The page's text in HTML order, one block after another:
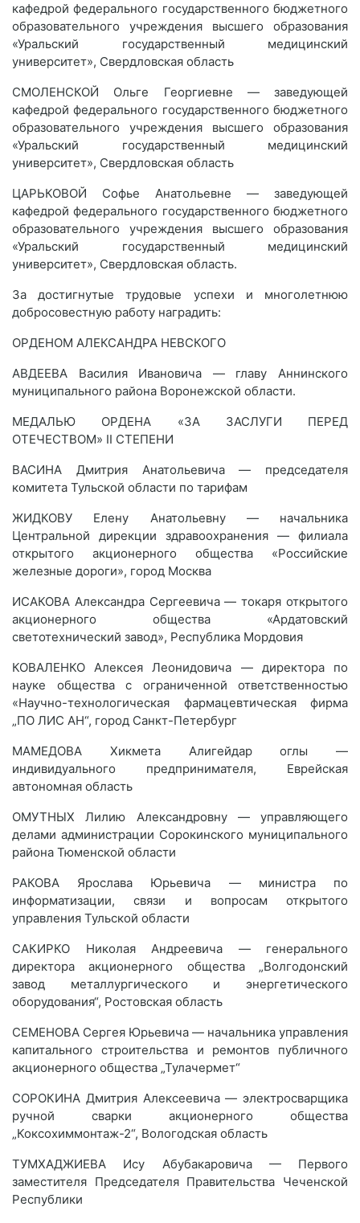
кафедрой федерального государственного бюджетного
образовательного учреждения высшего образования
«Уральский государственный медицинский
университет», Свердловская область
СМОЛЕНСКОЙ Ольге Георгиевне — заведующей
кафедрой федерального государственного бюджетного
образовательного учреждения высшего образования
«Уральский государственный медицинский
университет», Свердловская область
ЦАРЬКОВОЙ Софье Анатольевне — заведующей
кафедрой федерального государственного бюджетного
образовательного учреждения высшего образования
«Уральский государственный медицинский
университет», Свердловская область.
За достигнутые трудовые успехи и многолетнюю
добросовестную работу наградить:
ОРДЕНОМ АЛЕКСАНДРА НЕВСКОГО
АВДЕЕВА Василия Ивановича — главу Аннинского
муниципального района Воронежской области.
МЕДАЛЬЮ ОРДЕНА «ЗА ЗАСЛУГИ ПЕРЕД
ОТЕЧЕСТВОМ» II СТЕПЕНИ
ВАСИНА Дмитрия Анатольевича — председателя
комитета Тульской области по тарифам
ЖИДКОВУ Елену Анатольевну — начальника
Центральной дирекции здравоохранения — филиала
открытого акционерного общества «Российские
железные дороги», город Москва
ИСАКОВА Александра Сергеевича — токаря открытого
акционерного общества «Ардатовский
светотехнический завод», Республика Мордовия
КОВАЛЕНКО Алексея Леонидовича — директора по
науке общества с ограниченной ответственностью
«Научно-технологическая фармацевтическая фирма
„ПО ЛИС АН“, город Санкт-Петербург
МАМЕДОВА Хикмета Алигейдар оглы —
индивидуального предпринимателя, Еврейская
автономная область
ОМУТНЫХ Лилию Александровну — управляющего
делами администрации Сорокинского муниципального
района Тюменской области
РАКОВА Ярослава Юрьевича — министра по
информатизации, связи и вопросам открытого
управления Тульской области
САКИРКО Николая Андреевича — генерального
директора акционерного общества „Волгодонский
завод металлургического и энергетического
оборудования“, Ростовская область
СЕМЕНОВА Сергея Юрьевича — начальника управления
капитального строительства и ремонтов публичного
акционерного общества „Тулачермет“
СОРОКИНА Дмитрия Алексеевича — электросварщика
ручной сварки акционерного общества
„Коксохиммонтаж-2“, Вологодская область
ТУМХАДЖИЕВА Ису Абубакаровича — Первого
заместителя Председателя Правительства Чеченской
Республики